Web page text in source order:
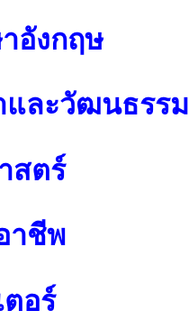
อังกฤษ
และวัฒนธรรม
สตร์
าชีพ
อร์